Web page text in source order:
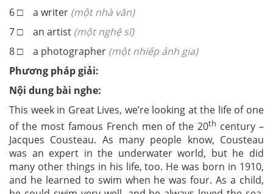
6□ a writer (một nhà văn)
7□ an artist (một nghệ sĩ)
8□ a photographer (một nhiếp ảnh gia)
Phương pháp giải:
Nội dung bài nghe:
This week in Great Lives, we’re looking at the life of one
of the most famous French men of the 20th century –
Jacques Cousteau. As many people know, Cousteau
was an expert in the underwater world, but he did
many other things in his life, too. He was born in 1910,
and he learned to swim when he was four. As a child,